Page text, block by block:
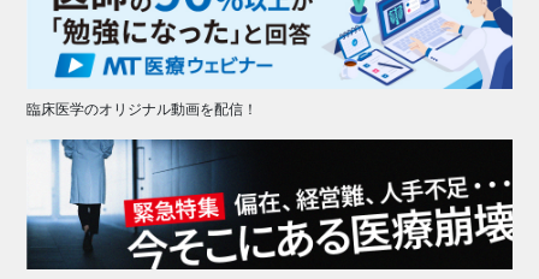
臨床医学のオリジナル動画を配信！